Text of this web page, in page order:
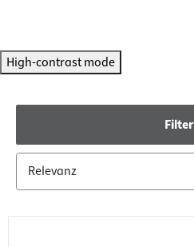
High-contrast mode
Filter